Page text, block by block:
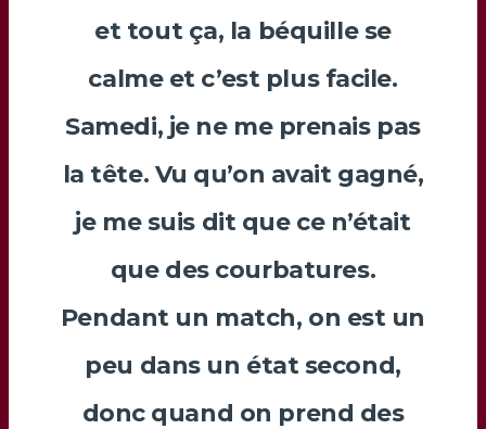
et tout ça, la béquille se
calme et c’est plus facile.
Samedi, je ne me prenais pas
la tête. Vu qu’on avait gagné,
je me suis dit que ce n’était
que des courbatures.
Pendant un match, on est un
peu dans un état second,
donc quand on prend des